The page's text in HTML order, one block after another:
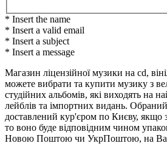
* Insert the name
* Insert a valid email
* Insert a subject
* Insert a message
Магазин ліцензійної музики на cd,
можете вибрати та купити музику з
студійних альбомів, які виходять на
лейблів та імпортних видань.
доставлений кур'єром по Києву, якщо
то воно буде відповідним чином
Новою Поштою чи УкрПоштою, на